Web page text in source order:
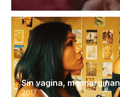
Sin vagina, me marginan
2017